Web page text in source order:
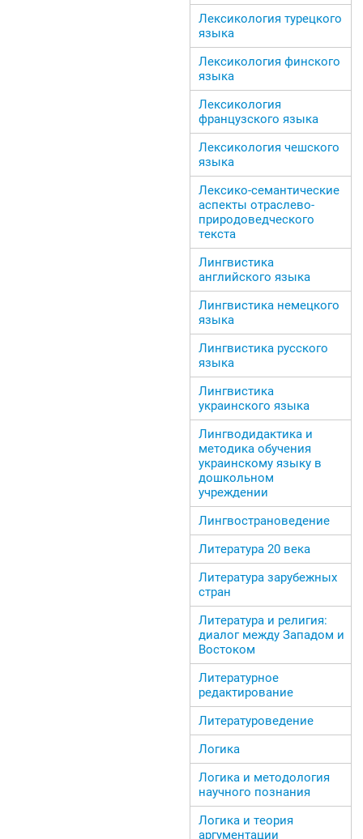
Лексикология турецкого
языка
Лексикология финского
языка
Лексикология
французского языка
Лексикология чешского
языка
Лексико-семантические
аспекты отраслево-
природоведческого
текста
Лингвистика
английского языка
Лингвистика немецкого
языка
Лингвистика русского
языка
Лингвистика
украинского языка
Лингводидактика и
методика обучения
украинскому языку в
дошкольном
учреждении
Лингвострановедение
Литература 20 века
Литература зарубежных
стран
Литература и религия:
диалог между Западом и
Востоком
Литературное
редактирование
Литературоведение
Логика
Логика и методология
научного познания
Логика и теория
аргументации